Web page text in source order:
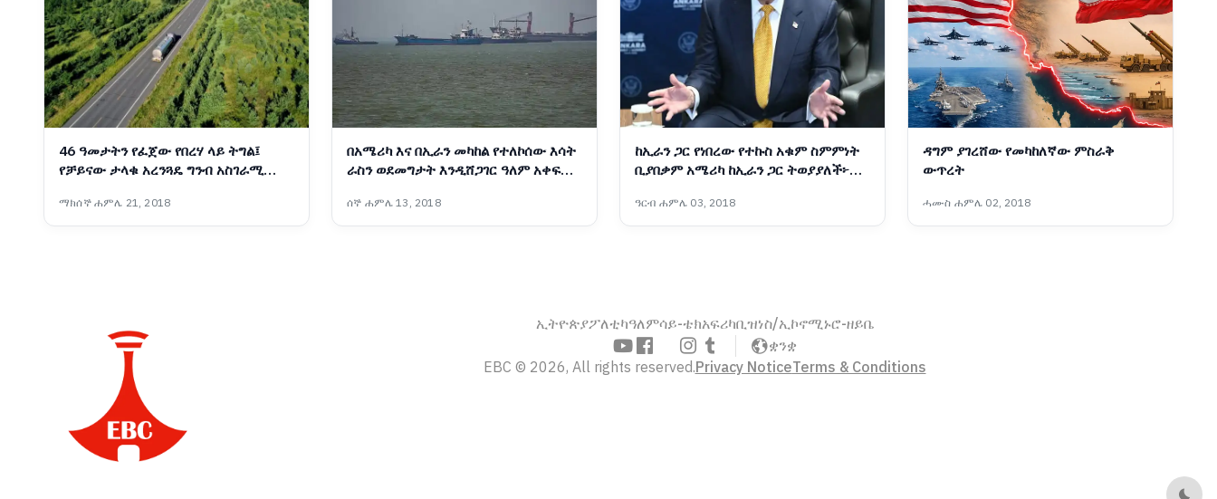
46 ዓመታትን የፈጀው የበረሃ ላይ ትግል፤
የቻይናው ታላቁ አረንጓዴ ግንብ አስገራሚ
ማክሰኞ ሐምሌ 21, 2018
በአሜሪካ እና በኢራን መካከል የተለኮሰው እሳት
ራስን ወደመግታት እንዲሸጋገር ዓለም አቀፍ
ሰኞ ሐምሌ 13, 2018
ከኢራን ጋር የነበረው የተኩስ አቁም ስምምነት
ቢያበቃም አሜሪካ ከኢራን ጋር ትወያያለች፦
ዓርብ ሐምሌ 03, 2018
ዳግም ያገረሸው የመካከለኛው ምስራቅ
ውጥረት
ሓሙስ ሐምሌ 02, 2018
ኢትዮጵያፖለቲካዓለምሳይ-ቴክአፍሪካቢዝነስ/ኢኮኖሚኑሮ-ዘይቤ
ቋንቋ
EBC © 2026, All rights reserved.Privacy NoticeTerms & Conditions